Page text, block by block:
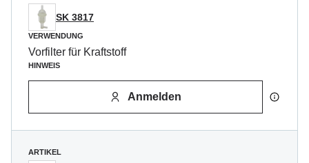
SK 3817
VERWENDUNG
Vorfilter für Kraftstoff
HINWEIS
Anmelden
ARTIKEL